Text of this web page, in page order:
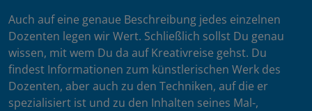
Auch auf eine genaue Beschreibung jedes einzelnen
Dozenten legen wir Wert. Schließlich sollst Du genau
wissen, mit wem Du da auf Kreativreise gehst. Du
findest Informationen zum künstlerischen Werk des
Dozenten, aber auch zu den Techniken, auf die er
spezialisiert ist und zu den Inhalten seines Mal-,